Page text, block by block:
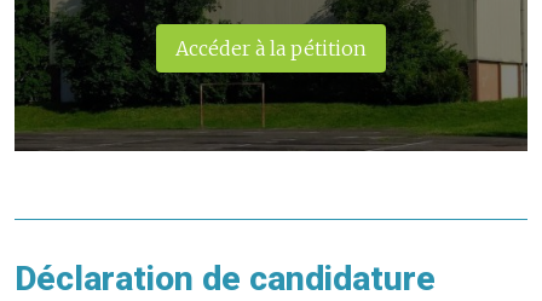
Accéder à la pétition
Déclaration de candidature